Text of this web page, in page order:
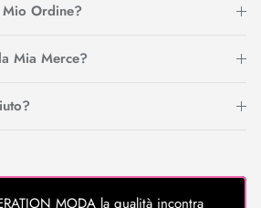
Ordine?
Mia Merce?
MODA la qualità incontra